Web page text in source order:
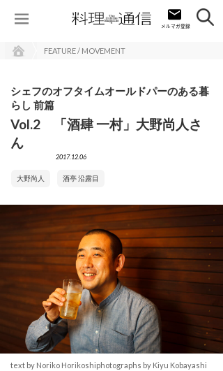
FEATURE / MOVEMENT
シェフのオフタイムオールドパーのある暮
らし 前篇
Vol.2 「酒肆 一村」大野尚人さ
ん
2017.12.06
大野尚人 酒亭 沿露目
text by Noriko Horikoshiphotographs by Kiyu Kobayashi